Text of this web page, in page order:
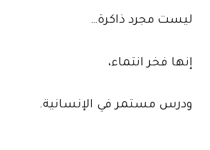
ليست مجرد ذاكرة…
إنها فخر انتماء،
ودرس مستمر في الإنسانية.